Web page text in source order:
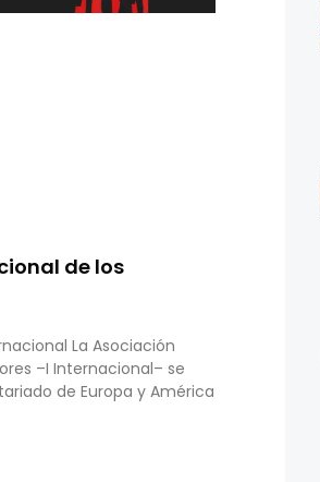
de los
La Asociación
–I Internacional– se
de Europa y América